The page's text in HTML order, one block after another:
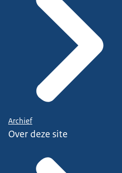
Archief
Over deze site